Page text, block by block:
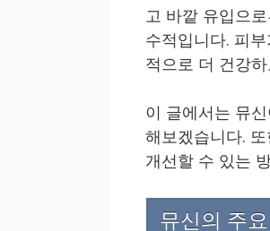
고 바깥 유입으
수적입니다. 피
적으로 더 건강
이 글에서는 뮤
해보겠습니다.
개선할 수 있는
뮤신의 주